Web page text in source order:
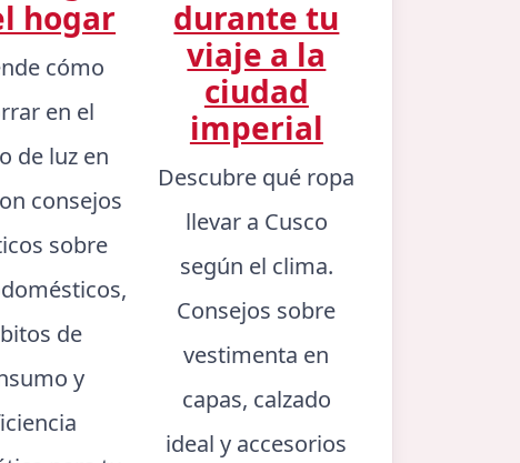
hogar
cómo
en el
de luz en
consejos
sobre
de
y
durante tu
viaje a la
ciudad
imperial
Descubre qué ropa
llevar a Cusco
según el clima.
Consejos sobre
vestimenta en
capas, calzado
ideal y accesorios